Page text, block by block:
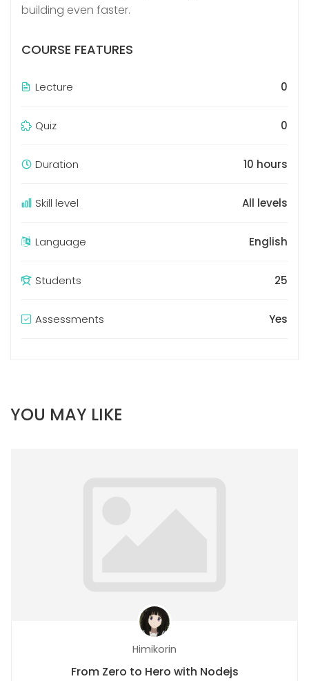
building even faster.
COURSE FEATURES
Lecture 0
Quiz 0
Duration 10 hours
Skill level All levels
Language English
Students 25
Assessments Yes
YOU MAY LIKE
Himikorin
From Zero to Hero with Nodejs